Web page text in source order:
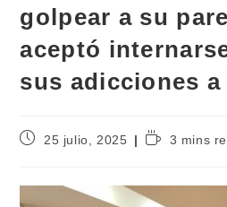
golpear a su
aceptó
sus adicciones
25 julio, 2025 3 mins